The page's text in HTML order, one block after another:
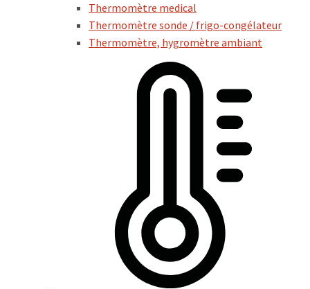
Thermomètre medical
Thermomètre sonde / frigo-congélateur
Thermomètre, hygromètre ambiant